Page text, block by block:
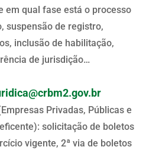
em qual fase está o processo
suspensão de registro,
inclusão de habilitação,
de jurisdição…
Privadas, Públicas e
solicitação de boletos
vigente, 2ª via de boletos